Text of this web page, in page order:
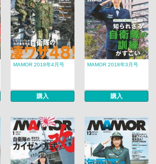
MAMOR 2018年4月号
購入
MAMOR 2018年3月号
購入